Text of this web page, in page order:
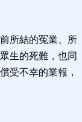
所結的冤業、所
生的死難，也同
受不幸的業報，